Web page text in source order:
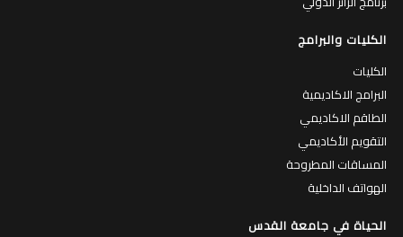
الكليات والبرامج
الكليات
البرامج الاكاديمية
الطاقم الاكاديمي
التقويم الأكاديمي
المساقات المطروحة
الهواتف الداخلية
الحياة في جامعة القدس